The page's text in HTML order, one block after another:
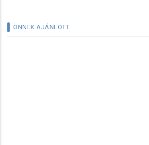
ÖNNEK AJÁNLOTT